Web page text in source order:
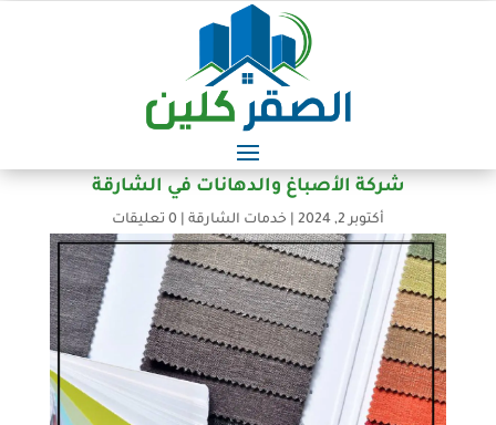
شركة الأصباغ والدهانات في الشارقة
أكتوبر 2, 2024 خدمات الشارقة 0 تعليقات